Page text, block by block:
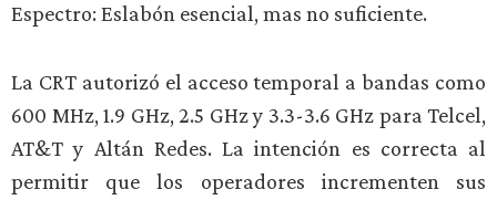
Espectro: Eslabón esencial, mas no suficiente.
La CRT autorizó el acceso temporal a bandas como
600 MHz, 1.9 GHz, 2.5 GHz y 3.3-3.6 GHz para Telcel,
AT&T y Altán Redes. La intención es correcta al
permitir que los operadores incrementen sus